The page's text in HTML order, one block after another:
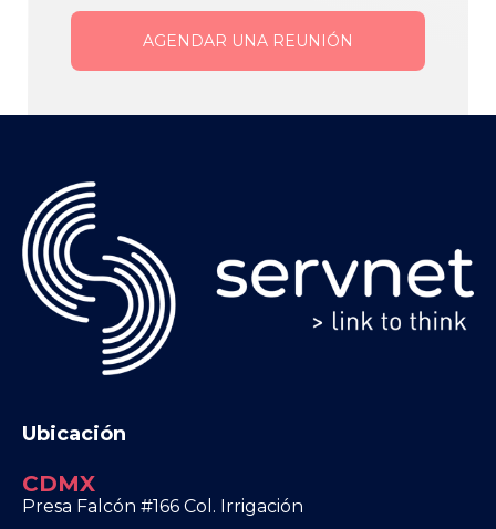
AGENDAR UNA REUNIÓN
Ubicación
CDMX
Presa Falcón #166 Col. Irrigación